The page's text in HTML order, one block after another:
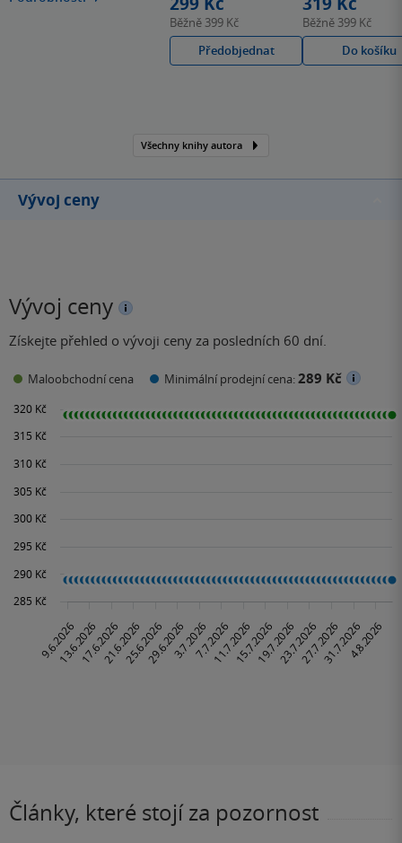
Běžně 399 Kč
Předobjednat
Běžně 399 Kč
Do košíku
Všechny knihy autora
Vývoj ceny
Vývoj ceny
Získejte přehled o vývoji ceny za posledních 60 dní.
Maloobchodní cena Minimální prodejní cena:289 Kč
Články, které stojí za pozornost